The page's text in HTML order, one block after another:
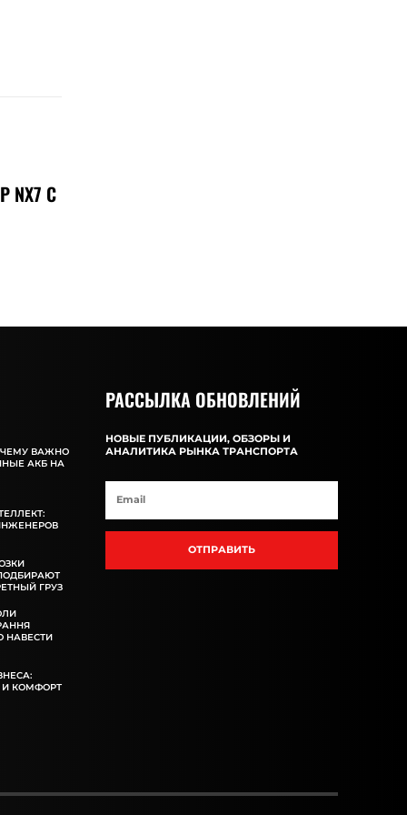
NX7 С
ВАЖНО
АКБ НА
ГРУЗ
НАВЕСТИ
И КОМФОРТ
РАССЫЛКА ОБНОВЛЕНИЙ
НОВЫЕ ПУБЛИКАЦИИ, ОБЗОРЫ И
АНАЛИТИКА РЫНКА ТРАНСПОРТА
ОТПРАВИТЬ